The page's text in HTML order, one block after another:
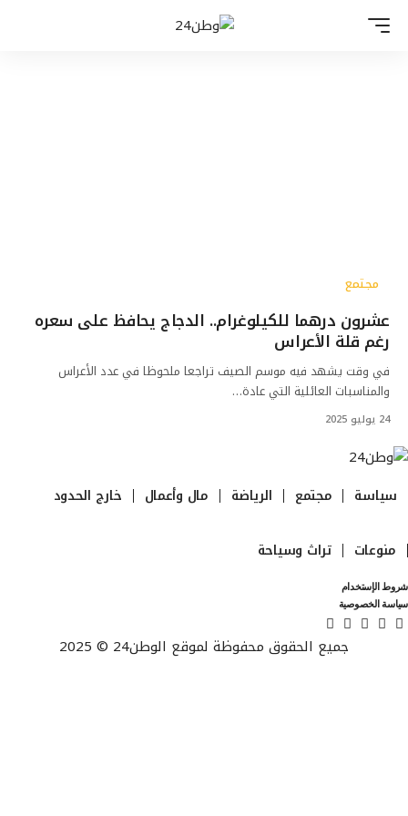
مجتمع
عشرون درهما للكيلوغرام.. الدجاج يحافظ على سعره
رغم قلة الأعراس
في وقت يشهد فيه موسم الصيف تراجعا ملحوظا في عدد الأعراس
والمناسبات العائلية التي عادة…
24 يوليو 2025
سياسة مجتمع الرياضة مال وأعمال خارج الحدود
منوعات تراث وسياحة
شروط الإستخدام
سياسة الخصوصية
جميع الحقوق محفوظة لموقع الوطن24 © 2025